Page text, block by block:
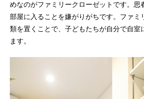
めなのがファミリークローゼットです。思
部屋に入ることを嫌がりがちです。ファミ
類を置くことで、子どもたちが自分で自室
ます。